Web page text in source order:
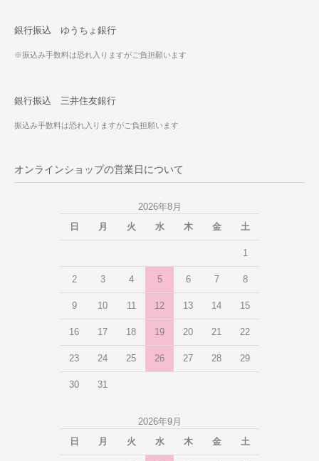
銀行振込 ゆうちょ銀行
※振込み手数料は恐れ入りますがご負担願います
銀行振込 三井住友銀行
振込み手数料は恐れ入りますがご負担願います
オンラインショップの営業日について
2026年8月
日
月 火 水 木 金 土
1
2 3 4 5 6 7 8
9 10 11 12 13 14 15
16 17 18 19 20 21 22
23 24 25 26 27 28 29
30 31
2026年9月
日
月 火 水 木 金 土